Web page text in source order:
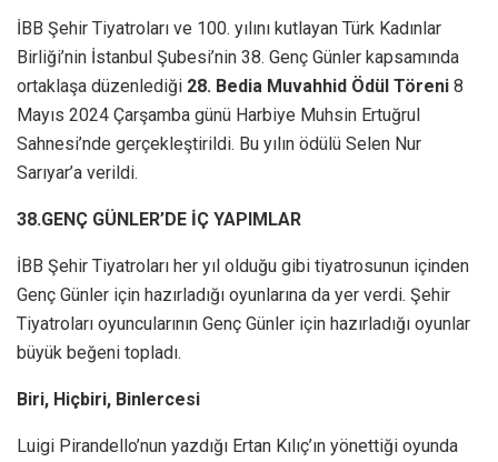
İBB Şehir Tiyatroları ve 100. yılını kutlayan Türk Kadınlar
Birliği’nin İstanbul Şubesi’nin 38. Genç Günler kapsamında
ortaklaşa düzenlediği 28. Bedia Muvahhid Ödül Töreni 8
Mayıs 2024 Çarşamba günü Harbiye Muhsin Ertuğrul
Sahnesi’nde gerçekleştirildi. Bu yılın ödülü Selen Nur
Sarıyar’a verildi.
38.GENÇ GÜNLER’DE İÇ YAPIMLAR
İBB Şehir Tiyatroları her yıl olduğu gibi tiyatrosunun içinden
Genç Günler için hazırladığı oyunlarına da yer verdi. Şehir
Tiyatroları oyuncularının Genç Günler için hazırladığı oyunlar
büyük beğeni topladı.
Biri, Hiçbiri, Binlercesi
Luigi Pirandello’nun yazdığı Ertan Kılıç’ın yönettiği oyunda